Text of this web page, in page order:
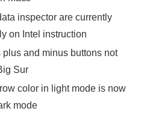
inspector are currently
on Intel instruction
plus and minus buttons not
Sur
color in light mode is now
mode